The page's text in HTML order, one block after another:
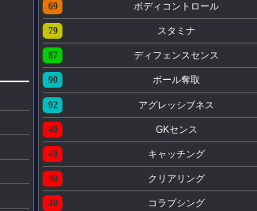
69 ボディコントロール
79 スタミナ
87 ディフェンスセンス
90 ボール奪取
92 アグレッシブネス
40 GKセンス
40 キャッチング
40 クリアリング
40 コラプシング